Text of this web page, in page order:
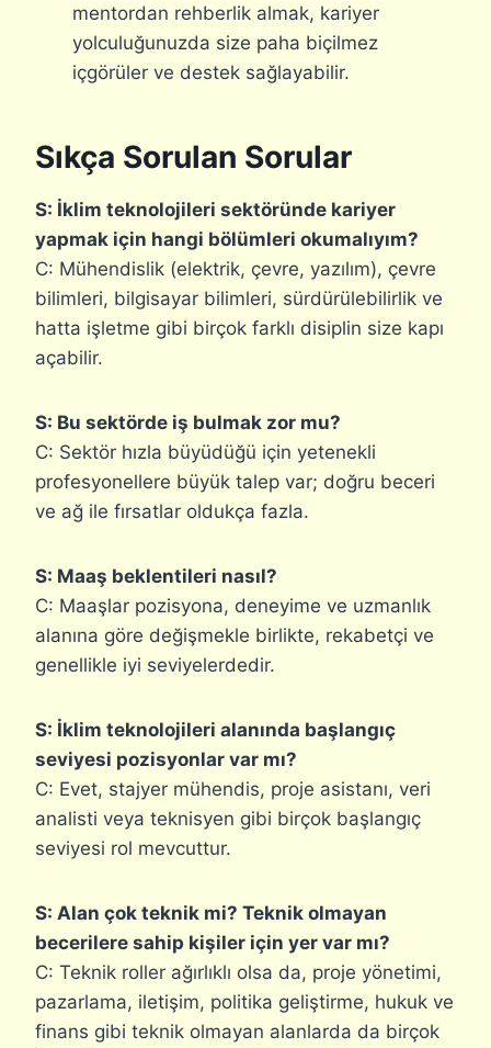
mentordan rehberlik almak, kariyer
yolculuğunuzda size paha biçilmez
içgörüler ve destek sağlayabilir.
Sıkça Sorulan Sorular
S: İklim teknolojileri sektöründe kariyer
yapmak için hangi bölümleri okumalıyım?
C: Mühendislik (elektrik, çevre, yazılım), çevre
bilimleri, bilgisayar bilimleri, sürdürülebilirlik ve
hatta işletme gibi birçok farklı disiplin size kapı
açabilir.
S: Bu sektörde iş bulmak zor mu?
C: Sektör hızla büyüdüğü için yetenekli
profesyonellere büyük talep var; doğru beceri
ve ağ ile fırsatlar oldukça fazla.
S: Maaş beklentileri nasıl?
C: Maaşlar pozisyona, deneyime ve uzmanlık
alanına göre değişmekle birlikte, rekabetçi ve
genellikle iyi seviyelerdedir.
S: İklim teknolojileri alanında başlangıç
seviyesi pozisyonlar var mı?
C: Evet, stajyer mühendis, proje asistanı, veri
analisti veya teknisyen gibi birçok başlangıç
seviyesi rol mevcuttur.
S: Alan çok teknik mi? Teknik olmayan
becerilere sahip kişiler için yer var mı?
C: Teknik roller ağırlıklı olsa da, proje yönetimi,
pazarlama, iletişim, politika geliştirme, hukuk ve
finans gibi teknik olmayan alanlarda da birçok